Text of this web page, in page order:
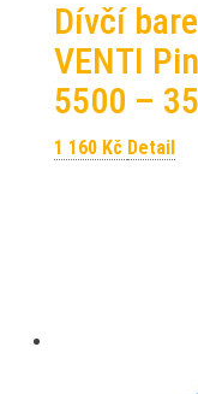
Dívčí
VENTI
5500 – 35
1 160 Kč Detail